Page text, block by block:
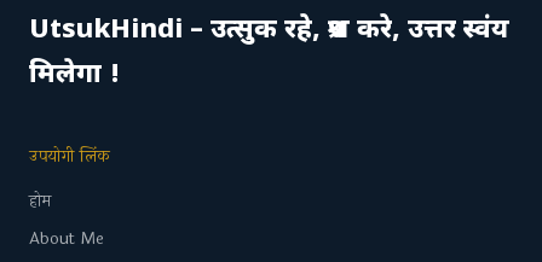
UtsukHindi – उत्सुक रहे, प्रश्न करे, उत्तर स्वंय
मिलेगा !
उपयोगी लिंक
होम
About Me